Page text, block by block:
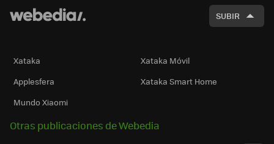
SUBIR
Xataka
Xataka Móvil
Applesfera
Xataka Smart Home
Mundo Xiaomi
Otras publicaciones de Webedia